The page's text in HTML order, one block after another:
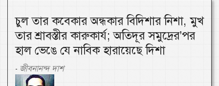
চুল তার কবেকার অন্ধকার বিদিশার নিশা, মুখ
তার শ্রাবস্তীর কারুকার্য; অতিদূর সমুদ্রের’পর
হাল ভেঙে যে নাবিক হারায়েছে দিশা
- জীবনানন্দ দাশ